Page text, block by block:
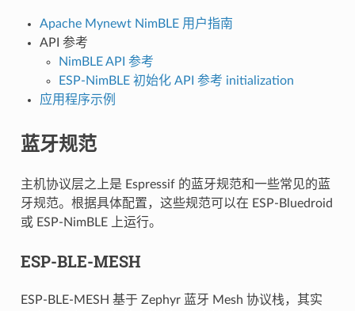
Apache Mynewt NimBLE 用户指南
API 参考
NimBLE API 参考
ESP-NimBLE 初始化 API 参考 initialization
应用程序示例
蓝牙规范
主机协议层之上是 Espressif 的蓝牙规范和一些常见的蓝
牙规范。根据具体配置，这些规范可以在 ESP-Bluedroid
或 ESP-NimBLE 上运行。
ESP-BLE-MESH
ESP-BLE-MESH 基于 Zephyr 蓝牙 Mesh 协议栈，其实